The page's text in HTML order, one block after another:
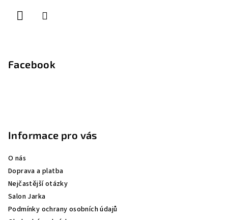
Facebook
Informace pro vás
O nás
Doprava a platba
Nejčastější otázky
Salon Jarka
Podmínky ochrany osobních údajů